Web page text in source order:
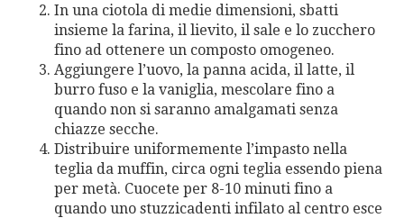
In una ciotola di medie dimensioni, sbatti
insieme la farina, il lievito, il sale e lo zucchero
fino ad ottenere un composto omogeneo.
Aggiungere l’uovo, la panna acida, il latte, il
burro fuso e la vaniglia, mescolare fino a
quando non si saranno amalgamati senza
chiazze secche.
Distribuire uniformemente l’impasto nella
teglia da muffin, circa ogni teglia essendo piena
per metà. Cuocete per 8-10 minuti fino a
quando uno stuzzicadenti infilato al centro esce